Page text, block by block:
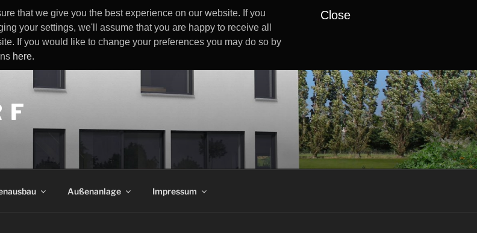
that we give you the best experience on our website. If you
your settings, we'll assume that you are happy to receive all
If you would like to change your preferences you may do so by
here.
Close
F
Außenanlage Impressum